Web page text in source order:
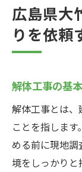
広島
解体工事
見積
広島
適
不正
広島
広島県大
りを依頼
解体工事の基
解体工事とは
ことを指しま
める前に現地
境をしっかりと